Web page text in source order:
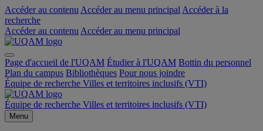
Accéder au contenu Accéder au menu principal Accéder à la
recherche
Accéder au contenu Accéder au menu principal
Page d'accueil de l'UQAM Étudier à l'UQAM Bottin du personnel
Plan du campus Bibliothèques Pour nous joindre
Équipe de recherche Villes et territoires inclusifs (VTI)
Équipe de recherche Villes et territoires inclusifs (VTI)
Menu